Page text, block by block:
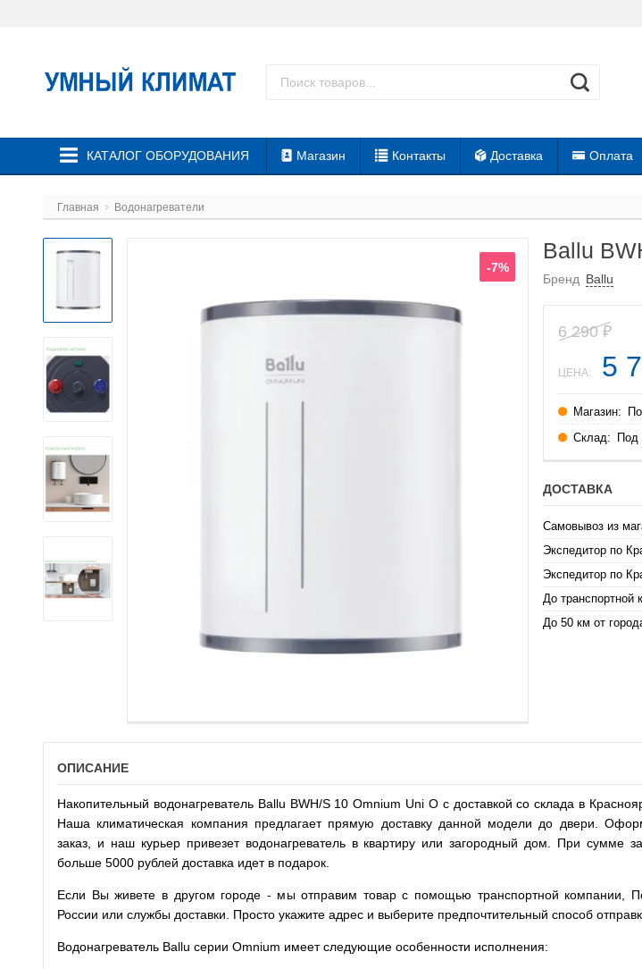
КАТАЛОГ ОБОРУДОВАНИЯ Магазин Контакты Доставка Оплата
Главная Водонагреватели
-7%
Ballu
Бренд Ballu
6 290₽
ЦЕНА: 5
Магазин:
Склад:
Под
ДОСТАВКА
Самовывоз из
Экспедитор по
Экспедитор по
До транспортной
До 50 км от
ОПИСАНИЕ
Накопительный водонагреватель Ballu BWH/S 10 Omnium Uni O с доставкой со склада в
Наша климатическая компания предлагает прямую доставку данной модели до двери.
заказ, и наш курьер привезет водонагреватель в квартиру или загородный дом. При сумме
больше 5000 рублей доставка идет в подарок.
Если Вы живете в другом городе - мы отправим товар с помощью транспортной компании,
России или службы доставки. Просто укажите адрес и выберите предпочтительный способ
Водонагреватель Ballu серии Omnium имеет следующие особенности исполнения: